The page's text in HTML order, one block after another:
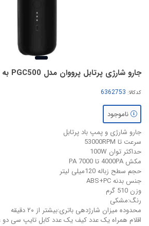
جارو شارژی پرتابل پرووان مدل PGC500 به همراه دمنده
کدکالا:
ناموجود
جارو شارژی و پمپ باد پرتابل
سرعت تا 53000RPM
حداکثر توان 100W
مکش 4000PA تا 7000 PA
حجم سطح زباله 120میلی لیتر
جنس بدنه ABS+PC
وزن 510 گرم
رنگ:مشکی
محدوده میزان شارژدهی باتری:بیشتر از ۲۰ دقیقه
اقلام همراه یک عدد کیف یک عدد کابل تایپ سی دو